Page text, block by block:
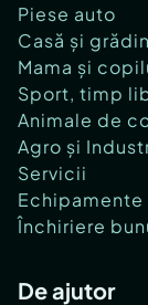
Piese auto
Casă și
Mama și
Sport, timp
Animale de
Agro și
Servicii
Echipamente
Închiriere
De ajutor